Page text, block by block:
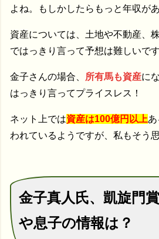
よね。もしかしたらもっと年収が
資産については、土地や不動産、
ではっきり言って予想は難しいです
金子さんの場合、 所有馬も資産に
はっきり言ってプライスレス！
ネット上では資産は100億円以上
われているようですが、私もそう
金子真人氏、凱旋門
や息子の情報は？